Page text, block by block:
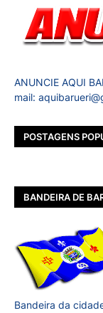
ANUNCIE AQUI
mail:
POSTAGENS
BANDEIRA DE
Bandeira da